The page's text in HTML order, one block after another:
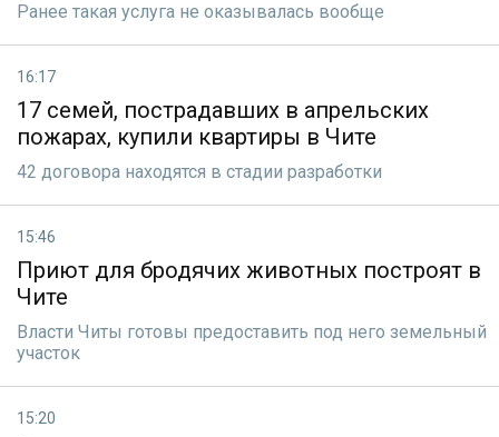
Ранее такая услуга не оказывалась вообще
16:17
17 семей, пострадавших в апрельских
пожарах, купили квартиры в Чите
42 договора находятся в стадии разработки
15:46
Приют для бродячих животных построят в
Чите
Власти Читы готовы предоставить под него земельный
участок
15:20